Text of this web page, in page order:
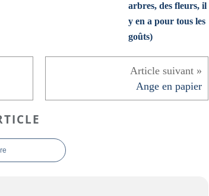
arbres, des fleurs, il
y en a pour tous les
goûts)
Ange en papier